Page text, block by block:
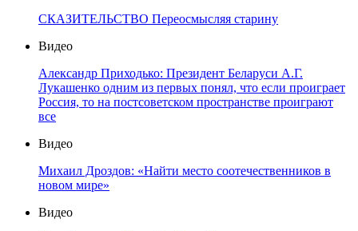
СКАЗИТЕЛЬСТВО Переосмысляя старину
Видео
Александр Приходько: Президент Беларуси А.Г.
Лукашенко одним из первых понял, что если проиграет
Россия, то на постсоветском пространстве проиграют
все
Видео
Михаил Дроздов: «Найти место соотечественников в
новом мире»
Видео